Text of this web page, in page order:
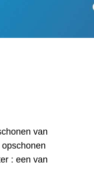
van
: een van